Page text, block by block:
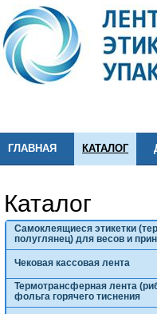
ГЛАВНАЯ КАТАЛОГ
Каталог
Самоклеящиеся этикетки
полуглянец) для весов и
Чековая кассовая лента
Термотрансферная лента
фольга горячего тиснения